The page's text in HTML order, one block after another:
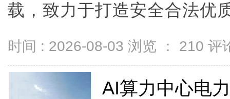
载，致力于打造安全合法优
时间 : 2026-08-03 浏览 ： 210 评
AI算力中心电